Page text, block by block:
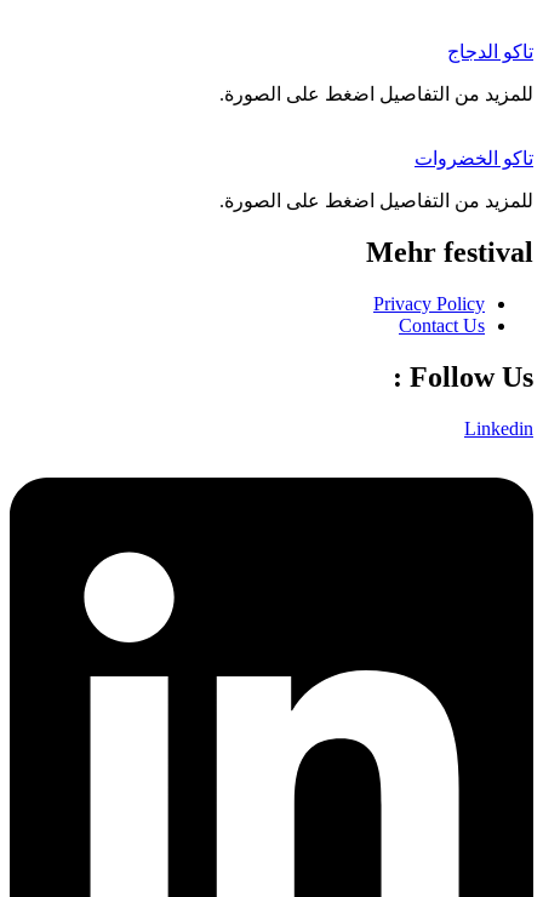
تاكو الدجاج
‌للمزيد من التفاصيل اضغط على الصورة.
تاكو الخضروات
‌للمزيد من التفاصيل اضغط على الصورة.
Mehr festival
Privacy Policy
Contact Us
Follow Us :
Linkedin